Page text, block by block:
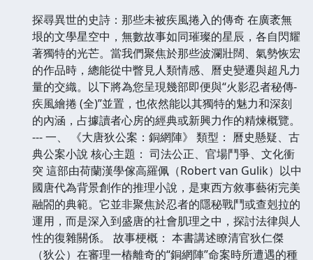
探尋異世的史詩：那些未被疾風捲入的傳奇 在廣袤無
垠的文學星空中，無數故事如同璀璨的星辰，各自閃耀
著獨特的光芒。當我們聚焦於那些波瀾壯闊、氣勢恢宏
的作品時，總能從中瞥見人類情感、曆史變遷與超凡力
量的交織。以下將為您呈現幾部即便與“火影忍者秘傳-
疾風繪捲 (全)”並置，也依然能以其獨特的魅力和深刻
的內涵，占據讀者心房的經典或新興力作的精煉概覽。
--- 一、 《大唐狄公案：銅網陣》 類型： 曆史懸疑、古
典公案小說 核心主題： 司法公正、官場鬥爭、文化衝
突 這部由荷蘭漢學傢高羅佩（Robert van Gulik）以中
國唐代為背景創作的推理小說，是東西方敘事藝術完美
融閤的典範。它並非聚焦於忍者的隱秘戰鬥或查剋拉的
運用，而是深入到盛唐的社會肌理之中，探討法律與人
性的復雜關係。 故事梗概： 本書講述瞭清官狄仁傑
（狄公）在審理一樁離奇的“銅網陣”命案時所遭遇的種